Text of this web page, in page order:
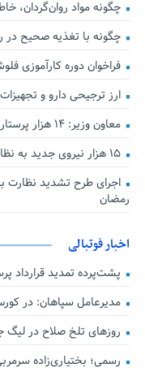
چگونه مواد روان‌گردان،
چگونه با تغذیه صحیح
فراخوان دوره کارآموزی
ارز ترجیحی دارو و تجهیزات
معاون وزیر: ۱۴ هزار پرستار در مراکز درمانی کشور فعالیت می‌کنند
۱۵ هزار نیروی جدید به نظام سلامت کشور افزوده شد
اجرای طرح تشدید نظارت
رمضان
اخبار فوتبالی
پشت‌پرده تمدید قرارداد
مدیرعامل سپاهان: در
روزهای تلخ صلاح در لیگ
رسمی؛ بختیاری‌زاده